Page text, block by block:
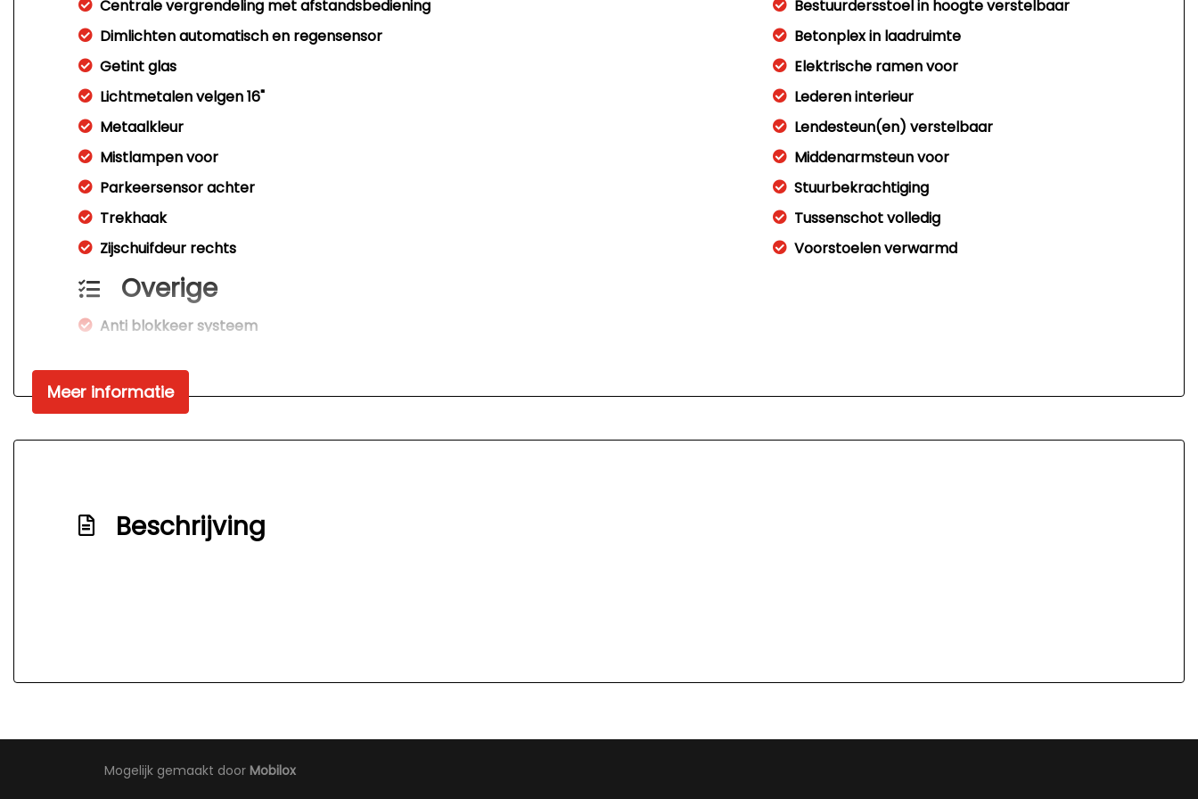
Centrale vergrendeling met afstandsbediening
Dimlichten automatisch en regensensor
Getint glas
Lichtmetalen velgen 16"
Metaalkleur
Mistlampen voor
Parkeersensor achter
Trekhaak
Zijschuifdeur rechts
Bestuurdersstoel in hoogte verstelbaar
Betonplex in laadruimte
Elektrische ramen voor
Lederen interieur
Lendesteun(en) verstelbaar
Middenarmsteun voor
Stuurbekrachtiging
Tussenschot volledig
Voorstoelen verwarmd
Overige
Anti blokkeer systeem
Bestuurdersairbag
Bluetooth
Elektronisch stabiliteits programma
Meer informatie
Beschrijving
Mogelijk gemaakt door Mobilox